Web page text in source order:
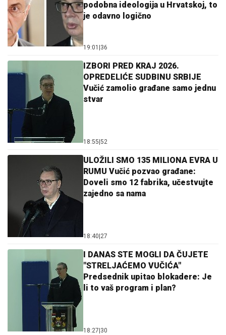
podobna ideologija u Hrvatskoj, to
je odavno logično
19:01 36
IZBORI PRED KRAJ 2026.
OPREDELIĆE SUDBINU SRBIJE
Vučić zamolio građane samo jednu
stvar
18:55 52
ULOŽILI SMO 135 MILIONA EVRA U
RUMU Vučić pozvao građane:
Doveli smo 12 fabrika, učestvujte
zajedno sa nama
18:40 27
I DANAS STE MOGLI DA ČUJETE
"STRELJAĆEMO VUČIĆA"
Predsednik upitao blokadere: Je
li to vaš program i plan?
18:27 30